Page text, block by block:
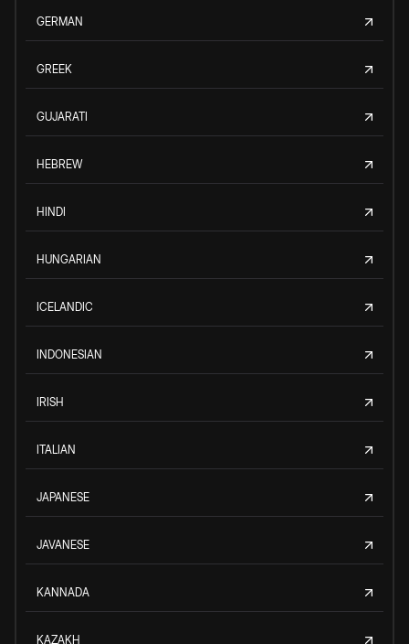
GERMAN
GREEK
GUJARATI
HEBREW
HINDI
HUNGARIAN
ICELANDIC
INDONESIAN
IRISH
ITALIAN
JAPANESE
JAVANESE
KANNADA
KAZAKH